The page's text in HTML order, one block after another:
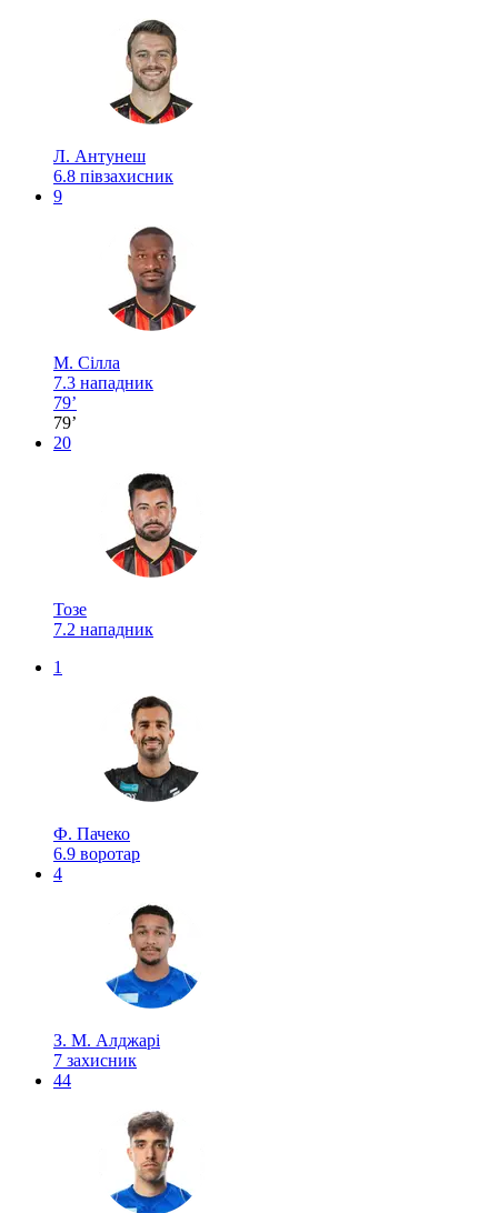
Л. Антунеш
6.8 півзахисник
9
М. Сілла
7.3 нападник
79’
79’
20
Тозе
7.2 нападник
1
Ф. Пачеко
6.9 воротар
4
З. М. Алджарі
7 захисник
44